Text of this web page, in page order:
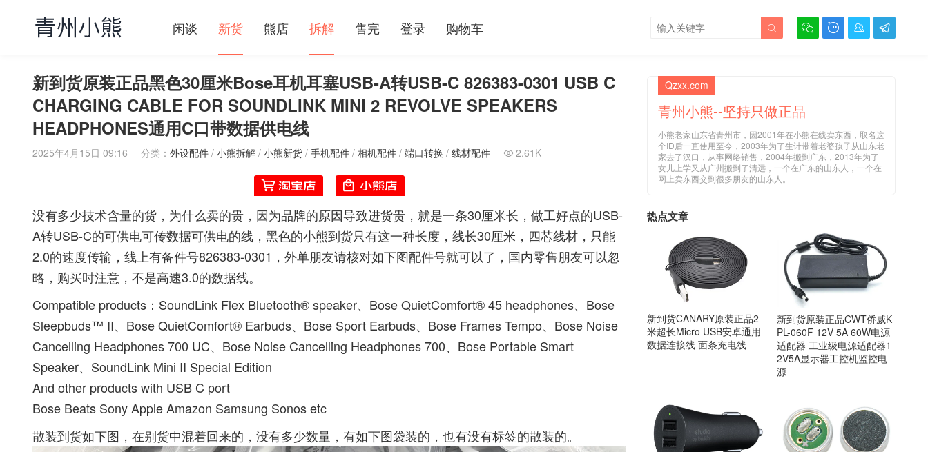
闲谈 新货 熊店 拆解 售完 登录 购物车    

新到货原装正品黑色30厘米Bose耳机耳塞USB-A转USB-C 826383-0301 USB C
CHARGING CABLE FOR SOUNDLINK MINI 2 REVOLVE SPEAKERS
HEADPHONES通用C口带数据供电线
2025年4月15日 09:16 分类： 外设配件 / 小熊拆解 / 小熊新货 / 手机配件 / 相机配件 / 端口转换 / 线材配件  2.61K
没有多少技术含量的货，为什么卖的贵，因为品牌的原因导致进货贵，就是一条30厘米长，做工好点的USB-
A转USB-C的可供电可传数据可供电的线，黑色的小熊到货只有这一种长度，线长30厘米，四芯线材，只能
2.0的速度传输，线上有备件号826383-0301，外单朋友请核对如下图配件号就可以了，国内零售朋友可以忽
略，购买时注意，不是高速3.0的数据线。
Compatible products：SoundLink Flex Bluetooth® speaker、Bose QuietComfort® 45 headphones、Bose
Sleepbuds™ II、Bose QuietComfort® Earbuds、Bose Sport Earbuds、Bose Frames Tempo、Bose Noise
Cancelling Headphones 700 UC、Bose Noise Cancelling Headphones 700、Bose Portable Smart
Speaker、SoundLink Mini II Special Edition
And other products with USB C port
Bose Beats Sony Apple Amazon Samsung Sonos etc
散装到货如下图，在别货中混着回来的，没有多少数量，有如下图袋装的，也有没有标签的散装的。
Qzxx.com
青州小熊--坚持只做正品
小熊老家山东省青州市，因2001年在小熊在线卖东西，取名这
个ID后一直使用至今，2003年为了生计带着老婆孩子从山东老
家去了汉口，从事网络销售，2004年搬到广东，2013年为了
女儿上学又从广州搬到了清远，一个在广东的山东人，一个在
网上卖东西交到很多朋友的山东人。
热点文章
新到货CANARY原装正品2
米超长Micro USB安卓通用
数据连接线 面条充电线
新到货原装正品CWT侨威K
PL-060F 12V 5A 60W电源
适配器 工业级电源适配器1
2V5A显示器工控机监控电
源